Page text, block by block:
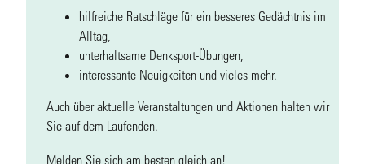
hilfreiche Ratschläge für ein besseres Gedächtnis im
Alltag,
unterhaltsame Denksport-Übungen,
interessante Neuigkeiten und vieles mehr.
Auch über aktuelle Veranstaltungen und Aktionen halten wir
Sie auf dem Laufenden.
Melden Sie sich am besten gleich an!